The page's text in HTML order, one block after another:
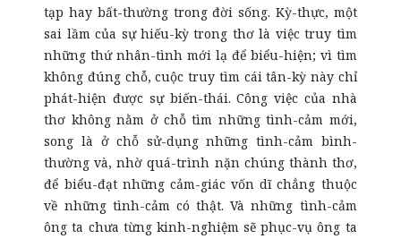
tạp hay bất-thường trong đời sống. Kỳ-thực, một
sai lầm của sự hiếu-kỳ trong thơ là việc truy tìm
những thứ nhân-tình mới lạ để biểu-hiện; vì tìm
không đúng chỗ, cuộc truy tìm cái tân-kỳ này chỉ
phát-hiện được sự biến-thái. Công việc của nhà
thơ không nằm ở chỗ tìm những tình-cảm mới,
song là ở chỗ sử-dụng những tình-cảm bình-
thường và, nhờ quá-trình nặn chúng thành thơ,
để biểu-đạt những cảm-giác vốn dĩ chẳng thuộc
về những tình-cảm có thật. Và những tình-cảm
ông ta chưa từng kinh-nghiệm sẽ phục-vụ ông ta